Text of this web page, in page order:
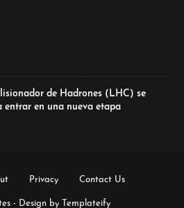
de Hadrones (LHC) se
entrar en una nueva etapa
Privacy Contact Us
- Design by Templateify